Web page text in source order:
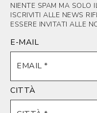
NIENTE SPAM MA SOLO
ISCRIVITI ALLE NEWS
ESSERE INVITATI ALLE
E-MAIL
CITTÀ